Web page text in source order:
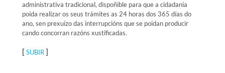
administrativa tradicional, dispoñible para que a cidadanía
poida realizar os seus trámites as 24 horas dos 365 días do
ano, sen prexuízo das interrupcións que se poidan producir
cando concorran razóns xustificadas.
[ SUBIR]